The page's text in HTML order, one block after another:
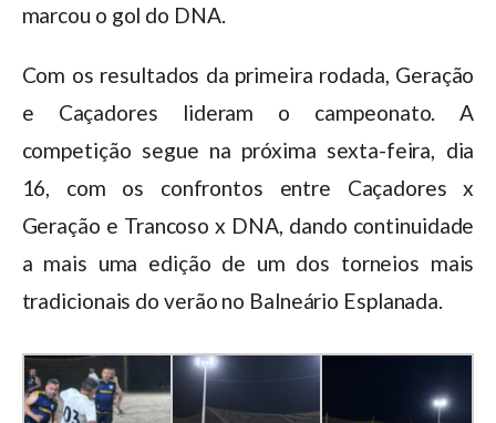
marcou o gol do DNA.
Com os resultados da primeira rodada, Geração
e Caçadores lideram o campeonato. A
competição segue na próxima sexta-feira, dia
16, com os confrontos entre Caçadores x
Geração e Trancoso x DNA, dando continuidade
a mais uma edição de um dos torneios mais
tradicionais do verão no Balneário Esplanada.